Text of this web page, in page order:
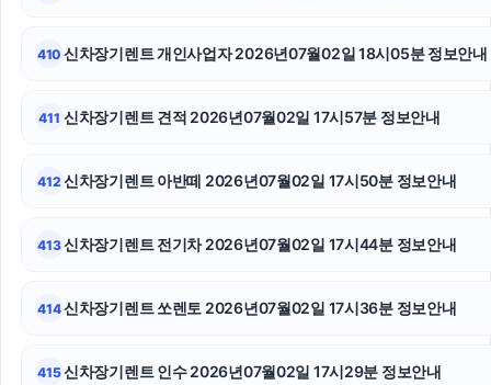
수원상간소송변호사
광진구하수구막힘
서초성범죄변호사
폰테크
410 신차장기렌트 개인사업자 2026년07월02일 18시05분 정보안내
411 신차장기렌트 견적 2026년07월02일 17시57분 정보안내
412 신차장기렌트 아반떼 2026년07월02일 17시50분 정보안내
413신차장기렌트 전기차 2026년07월02일 17시44분 정보안내
414신차장기렌트 쏘렌토 2026년07월02일 17시36분 정보안내
415신차장기렌트 인수 2026년07월02일 17시29분 정보안내